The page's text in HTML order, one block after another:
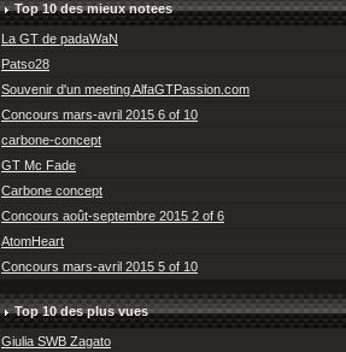
Top 10 des mieux notees
La GT de padaWaN
Patso28
Souvenir d'un meeting AlfaGTPassion.com
Concours mars-avril 2015 6 of 10
carbone-concept
GT Mc Fade
Carbone concept
Concours août-septembre 2015 2 of 6
AtomHeart
Concours mars-avril 2015 5 of 10
Top 10 des plus vues
Giulia SWB Zagato